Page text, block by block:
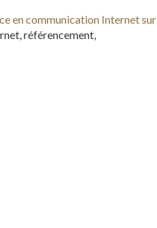
en communication Internet sur
référencement,